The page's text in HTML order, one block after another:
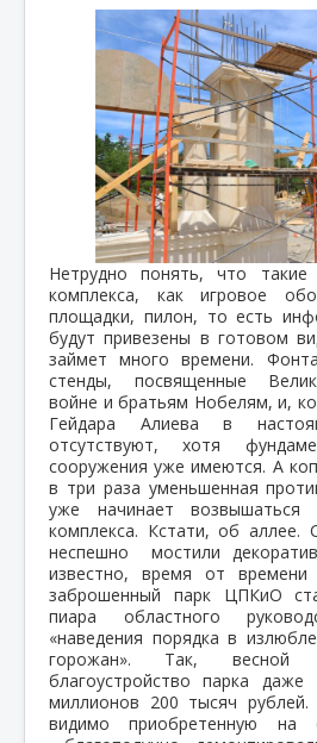
Нетрудно понять, что
комплекса, как игровое
площадки, пилон, то есть
будут привезены в готовом
займет много времени.
стенды, посвященные
войне и братьям Нобелям, и,
Гейдара Алиева в
отсутствуют, хотя
сооружения уже имеются. А
в три раза уменьшенная
уже начинает возвышаться
комплекса. Кстати, об аллее.
неспешно мостили
известно, время от времени
заброшенный парк ЦПКиО
пиара областного
«наведения порядка в
горожан». Так,
благоустройство парка
миллионов 200 тысяч
видимо приобретенную на